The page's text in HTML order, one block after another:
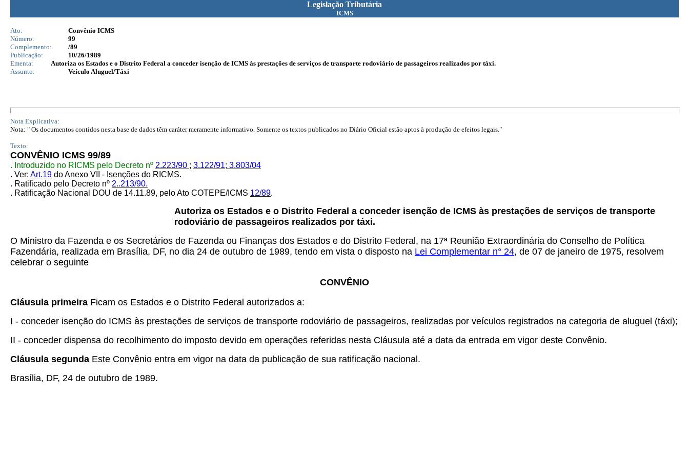
Legislação Tributária
ICMS
Ato:
Convênio ICMS
Número:
99
Complemento:
/89
Publicação:
10/26/1989
Ementa:
Autoriza os Estados e o Distrito Federal a conceder isenção de ICMS às prestações de serviços de transporte rodoviário de passageiros realizados por táxi.
Assunto:
Veículo Aluguel/Táxi
Nota Explicativa:
Nota: " Os documentos contidos nesta base de dados têm caráter meramente informativo. Somente os textos publicados no Diário Oficial estão aptos à produção de efeitos legais."
Texto:
CONVÊNIO ICMS 99/89
. Introduzido no RICMS pelo Decreto nº 2.223/90 ; 3.122/91; 3.803/04
. Ver: Art.19 do Anexo VII - Isenções do RICMS.
. Ratificado pelo Decreto nº 2..213/90.
. Ratificação Nacional DOU de 14.11.89, pelo Ato COTEPE/ICMS 12/89.
Autoriza os Estados e o Distrito Federal a conceder isenção de ICMS às prestações de serviços de transporte
rodoviário de passageiros realizados por táxi.
O Ministro da Fazenda e os Secretários de Fazenda ou Finanças dos Estados e do Distrito Federal, na 17ª Reunião Extraordinária do Conselho de Política
Fazendária, realizada em Brasília, DF, no dia 24 de outubro de 1989, tendo em vista o disposto na Lei Complementar n° 24, de 07 de janeiro de 1975, resolvem
celebrar o seguinte
CONVÊNIO
Cláusula primeira Ficam os Estados e o Distrito Federal autorizados a:
I - conceder isenção do ICMS às prestações de serviços de transporte rodoviário de passageiros, realizadas por veículos registrados na categoria de aluguel (táxi);
II - conceder dispensa do recolhimento do imposto devido em operações referidas nesta Cláusula até a data da entrada em vigor deste Convênio.
Cláusula segunda Este Convênio entra em vigor na data da publicação de sua ratificação nacional.
Brasília, DF, 24 de outubro de 1989.